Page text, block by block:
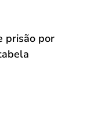
prisão por